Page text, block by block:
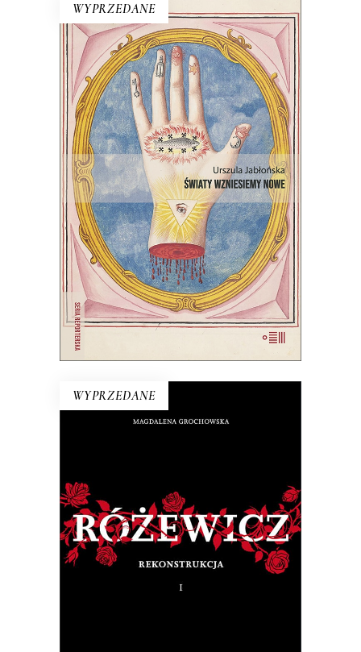
WYPRZEDANE
ŚWIATY WZNIESIEMY NOWE
Wprawdzie niektórzy mówią, że świat
taki, jaki znamy, dobiega końca, ale
jednak wciąż są ludzie, którzy chcą
wymyślać go na nowo.
44.00zł 22.00zł
WYPRZEDANE
RÓŻEWICZ. REKONSTRUKCJA
(tom 1)
Na pytanie: „Kim jesteś?”, Tadeusz
Różewicz odpowiedział przed laty: „Kto
mnie uważnie czyta, ten wie”.